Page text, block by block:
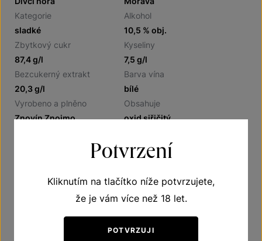
Kategorie
sladké
Alkohol
10,5 % obj.
Zbytkový cukr
87,4 g/l
Kyseliny
7,5 g/l
Bezcukerný extrakt
20,3 g/l
Barva vína
bílé
Vyrobeno a plněno
Znovín Znojmo
Obsahuje
oxid siřičitý
Doporučení
Víno sladké
Potvrzení
Kliknutím na tlačítko níže potvrzujete,
že je vám více než 18 let.
POTVRZUJI